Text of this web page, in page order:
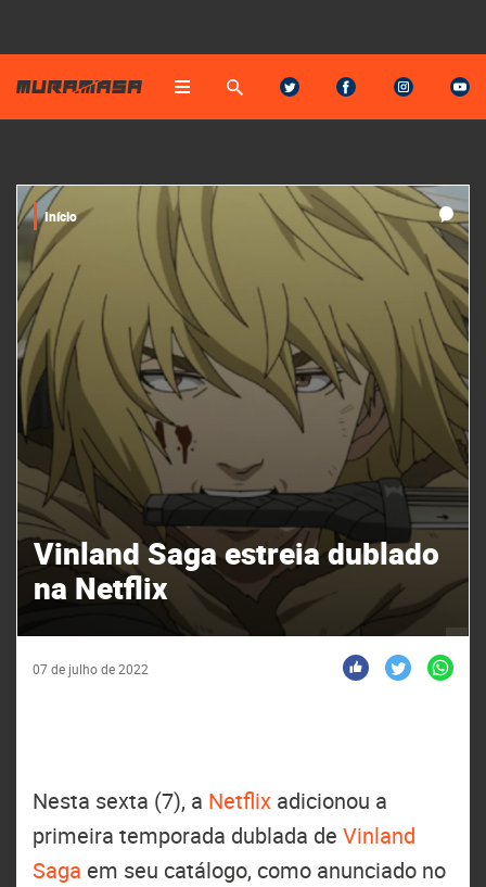
Início
Vinland Saga estreia dublado
na Netflix
07 de julho de 2022
Nesta sexta (7), a Netflix adicionou a
primeira temporada dublada de Vinland
Saga em seu catálogo, como anunciado no